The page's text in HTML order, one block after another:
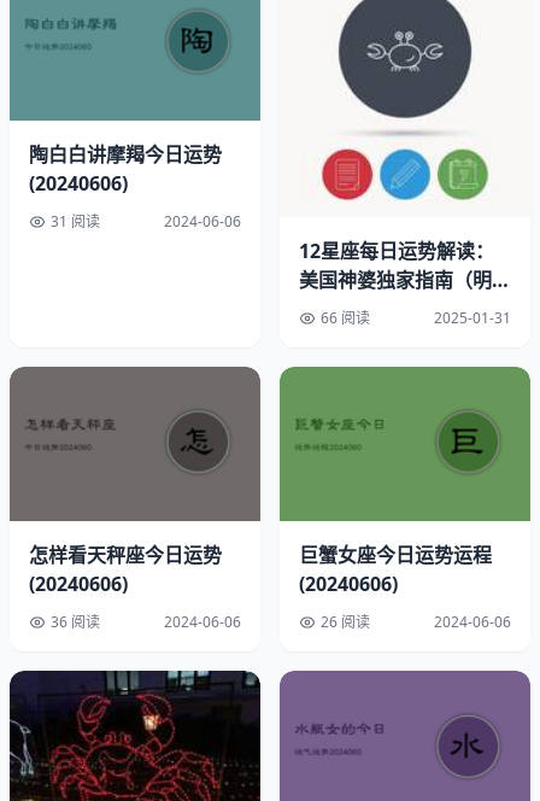
避免申时（15-17点）借贷
紫微星今日运行轨迹示意图，红色标注为吉时方位
二、12星座重点预警
陶白白讲摩羯今日运势
(20240606)
31 阅读 2024-06-06
12星座每日运势解读：
美国神婆独家指南（明日
必看）
66 阅读 2025-01-31
怎样看天秤座今日运势
(20240606)
36 阅读 2024-06-06
巨蟹女座今日运势运程
(20240606)
26 阅读 2024-06-06